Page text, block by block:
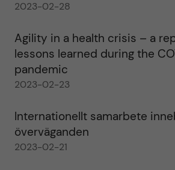
2023-02-28
Agility in a health crisis – a
lessons learned during the
pandemic
2023-02-23
Internationellt samarbete
överväganden
2023-02-21